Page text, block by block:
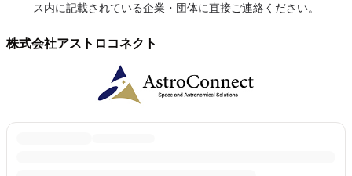
ス内に記載されている企業・団体に直接ご連絡ください。
株式会社アストロコネクト